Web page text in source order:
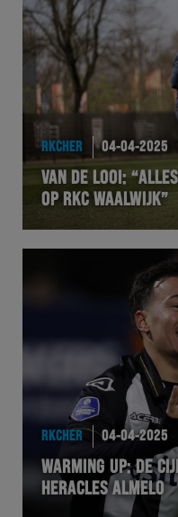
Natuurgras
Wedstrijd
Heracles
BusinessClub
Futsal
eSports
RKCHER 04-04-2025
VAN DE LOOI:
OP RKC WAALWIJK”
RKCHER 04-04-2025
WARMING UP: DE
HERACLES ALMELO